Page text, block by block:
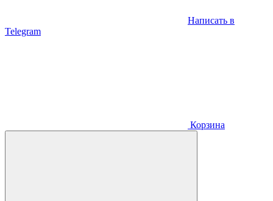
Написать в
Telegram
Корзина